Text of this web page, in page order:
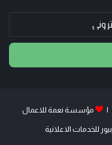
مؤسسة نعمة للاعمال
بيور للخدمات الاعلانية